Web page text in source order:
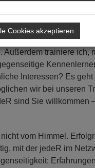
persönliche
und selbst über meine
Außerdem trainiere ich,
Interessen? Es geht
wir bei unseren
sind Sie willkommen
vom Himmel.
mit der jedeR im
Erfahrungen
Cookies akzeptieren